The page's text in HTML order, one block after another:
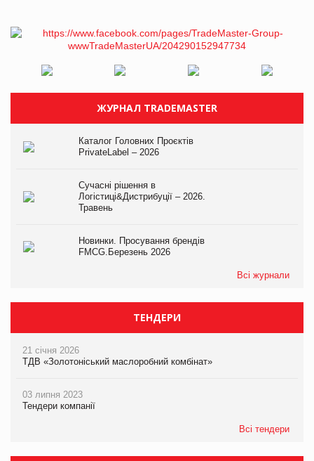
ЖУРНАЛ TRADEMASTER
Каталог Головних Проєктів
PrivateLabel – 2026
Сучасні рішення в
Логістиці&Дистрибуції – 2026.
Травень
Новинки. Просування брендів
FMCG.Березень 2026
Всі журнали
ТЕНДЕРИ
21 січня 2026
ТДВ «Золотоніський маслоробний комбінат»
03 липня 2023
Тендери компанії
Всі тендери